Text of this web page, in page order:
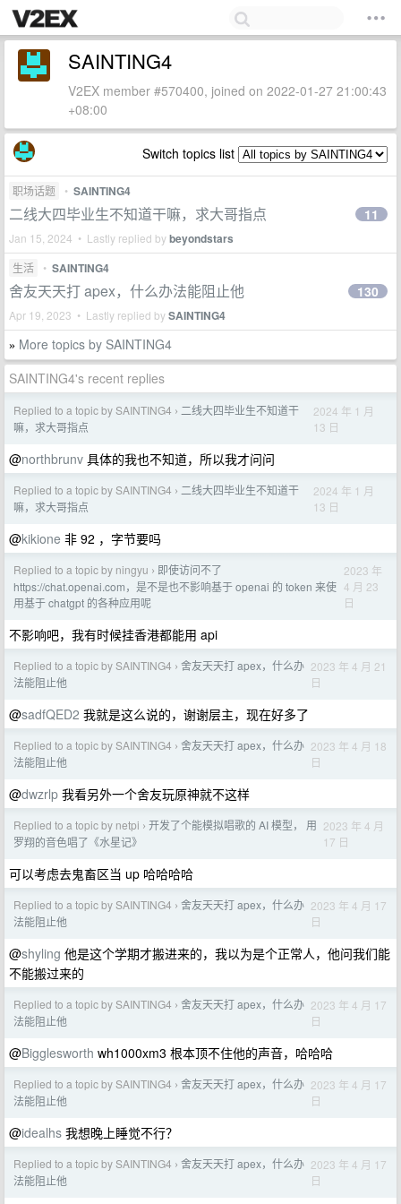
SAINTING4
V2EX member #570400, joined on 2022-01-27 21:00:43
+08:00
Switch topics list
职场话题 • SAINTING4
二线大四毕业生不知道干嘛，求大哥指点
Jan 15, 2024 • Lastly replied bybeyondstars
11
生活 • SAINTING4
舍友天天打 apex，什么办法能阻止他
Apr 19, 2023 • Lastly replied bySAINTING4
130
» More topics by SAINTING4
SAINTING4's recent replies
Replied to a topic by SAINTING4 › 二线大四毕业生不知道干
嘛，求大哥指点
2024 年 1 月
13 日
@northbrunv 具体的我也不知道，所以我才问问
Replied to a topic by SAINTING4 › 二线大四毕业生不知道干
嘛，求大哥指点
2024 年 1 月
13 日
@kikione 非 92 ，字节要吗
Replied to a topic by ningyu › 即使访问不了
https://chat.openai.com，是不是也不影响基于 openai 的 token 来使
用基于 chatgpt 的各种应用呢
2023 年
4 月 23
日
不影响吧，我有时候挂香港都能用 api
Replied to a topic by SAINTING4 › 舍友天天打 apex，什么办
法能阻止他
2023 年 4 月 21
日
@sadfQED2 我就是这么说的，谢谢层主，现在好多了
Replied to a topic by SAINTING4 › 舍友天天打 apex，什么办
法能阻止他
2023 年 4 月 18
日
@dwzrlp 我看另外一个舍友玩原神就不这样
Replied to a topic by netpi › 开发了个能模拟唱歌的 AI 模型， 用
罗翔的音色唱了《水星记》
2023 年 4 月
17 日
可以考虑去鬼畜区当 up 哈哈哈哈
Replied to a topic by SAINTING4 › 舍友天天打 apex，什么办
法能阻止他
2023 年 4 月 17
日
@shyling 他是这个学期才搬进来的，我以为是个正常人，他问我们能
不能搬过来的
Replied to a topic by SAINTING4 › 舍友天天打 apex，什么办
法能阻止他
2023 年 4 月 17
日
@Bigglesworth wh1000xm3 根本顶不住他的声音，哈哈哈
Replied to a topic by SAINTING4 › 舍友天天打 apex，什么办
法能阻止他
2023 年 4 月 17
日
@idealhs 我想晚上睡觉不行？
Replied to a topic by SAINTING4 › 舍友天天打 apex，什么办
法能阻止他
2023 年 4 月 17
日